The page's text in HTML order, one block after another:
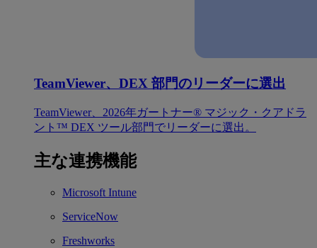
TeamViewer、DEX 部門のリーダーに選出
TeamViewer、2026年ガートナー® マジック・クアドラ
ント™ DEX ツール部門でリーダーに選出。
主な連携機能
Microsoft Intune
ServiceNow
Freshworks